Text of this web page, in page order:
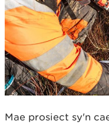
Mae prosiect sy'n